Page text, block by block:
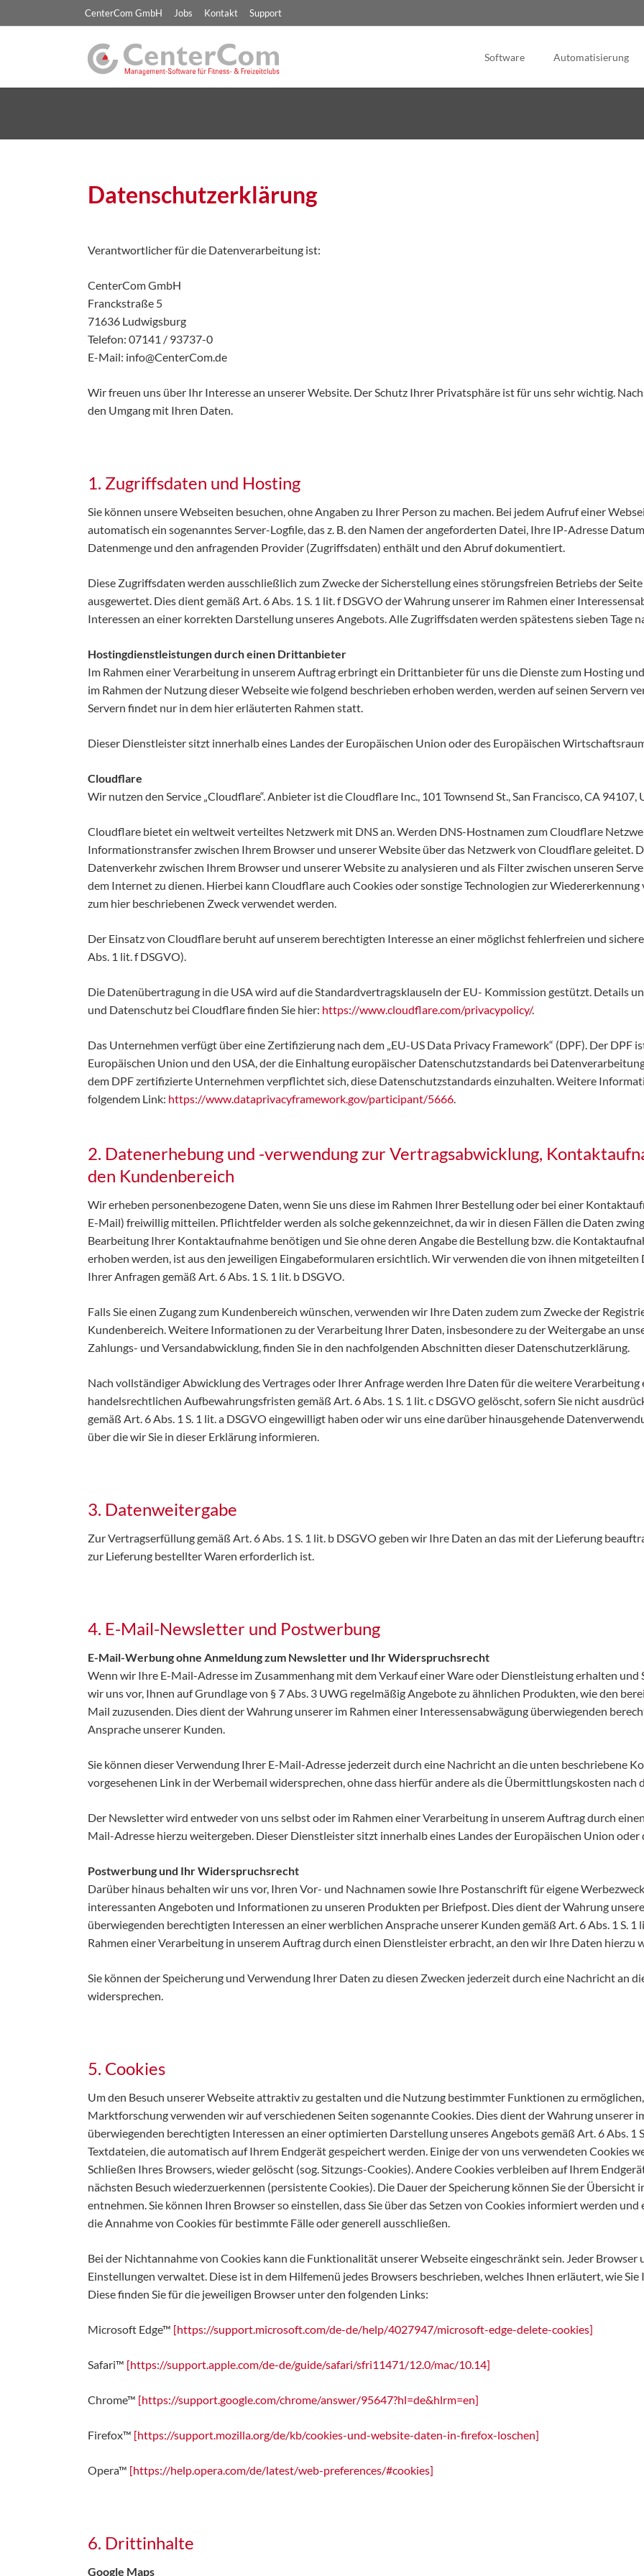
CenterCom GmbH Jobs Kontakt Support
Software
Frontdesk & Tresen
Kurse
Automatisierung
Datenschutzerklärung
Verantwortlicher für die Datenverarbeitung ist:
CenterCom GmbH
Franckstraße 5
71636 Ludwigsburg
Telefon: 07141 / 93737-0
E-Mail: info@CenterCom.de
Wir freuen uns über Ihr Interesse an unserer Website. Der Schutz Ihrer Privatsphäre ist für uns sehr wichtig.
den Umgang mit Ihren Daten.
1. Zugriffsdaten und Hosting
Sie können unsere Webseiten besuchen, ohne Angaben zu Ihrer Person zu machen. Bei jedem Aufruf einer
automatisch ein sogenanntes Server-Logfile, das z. B. den Namen der angeforderten Datei, Ihre IP-Adresse
Datenmenge und den anfragenden Provider (Zugriffsdaten) enthält und den Abruf dokumentiert.
Diese Zugriffsdaten werden ausschließlich zum Zwecke der Sicherstellung eines störungsfreien Betriebs der
ausgewertet. Dies dient gemäß Art. 6 Abs. 1 S. 1 lit. f DSGVO der Wahrung unserer im Rahmen einer
Interessen an einer korrekten Darstellung unseres Angebots. Alle Zugriffsdaten werden spätestens sieben Tage
Hostingdienstleistungen durch einen Drittanbieter
Im Rahmen einer Verarbeitung in unserem Auftrag erbringt ein Drittanbieter für uns die Dienste zum Hosting
im Rahmen der Nutzung dieser Webseite wie folgend beschrieben erhoben werden, werden auf seinen Servern
Servern findet nur in dem hier erläuterten Rahmen statt.
Dieser Dienstleister sitzt innerhalb eines Landes der Europäischen Union oder des Europäischen
Cloudflare
Wir nutzen den Service „Cloudflare“. Anbieter ist die Cloudflare Inc., 101 Townsend St., San Francisco, CA 94107,
Cloudflare bietet ein weltweit verteiltes Netzwerk mit DNS an. Werden DNS-Hostnamen zum Cloudflare
Informationstransfer zwischen Ihrem Browser und unserer Website über das Netzwerk von Cloudflare geleitet.
Datenverkehr zwischen Ihrem Browser und unserer Website zu analysieren und als Filter zwischen unseren
dem Internet zu dienen. Hierbei kann Cloudflare auch Cookies oder sonstige Technologien zur
zum hier beschriebenen Zweck verwendet werden.
Der Einsatz von Cloudflare beruht auf unserem berechtigten Interesse an einer möglichst fehlerfreien und
Abs. 1 lit. f DSGVO).
Die Datenübertragung in die USA wird auf die Standardvertragsklauseln der EU- Kommission gestützt. Details
und Datenschutz bei Cloudflare finden Sie hier: https://www.cloudflare.com/privacypolicy/.
Das Unternehmen verfügt über eine Zertifizierung nach dem „EU-US Data Privacy Framework“ (DPF). Der DPF
Europäischen Union und den USA, der die Einhaltung europäischer Datenschutzstandards bei
dem DPF zertifizierte Unternehmen verpflichtet sich, diese Datenschutzstandards einzuhalten. Weitere
folgendem Link: https://www.dataprivacyframework.gov/participant/5666.
2. Datenerhebung und -verwendung zur Vertragsabwicklung,
den Kundenbereich
Wir erheben personenbezogene Daten, wenn Sie uns diese im Rahmen Ihrer Bestellung oder bei einer
E-Mail) freiwillig mitteilen. Pflichtfelder werden als solche gekennzeichnet, da wir in diesen Fällen die Daten
Bearbeitung Ihrer Kontaktaufnahme benötigen und Sie ohne deren Angabe die Bestellung bzw. die
erhoben werden, ist aus den jeweiligen Eingabeformularen ersichtlich. Wir verwenden die von ihnen
Ihrer Anfragen gemäß Art. 6 Abs. 1 S. 1 lit. b DSGVO.
Falls Sie einen Zugang zum Kundenbereich wünschen, verwenden wir Ihre Daten zudem zum Zwecke der
Kundenbereich. Weitere Informationen zu der Verarbeitung Ihrer Daten, insbesondere zu der Weitergabe an
Zahlungs- und Versandabwicklung, finden Sie in den nachfolgenden Abschnitten dieser Datenschutzerklärung.
Nach vollständiger Abwicklung des Vertrages oder Ihrer Anfrage werden Ihre Daten für die weitere
handelsrechtlichen Aufbewahrungsfristen gemäß Art. 6 Abs. 1 S. 1 lit. c DSGVO gelöscht, sofern Sie nicht
gemäß Art. 6 Abs. 1 S. 1 lit. a DSGVO eingewilligt haben oder wir uns eine darüber hinausgehende
über die wir Sie in dieser Erklärung informieren.
3. Datenweitergabe
Zur Vertragserfüllung gemäß Art. 6 Abs. 1 S. 1 lit. b DSGVO geben wir Ihre Daten an das mit der Lieferung
zur Lieferung bestellter Waren erforderlich ist.
4. E-Mail-Newsletter und Postwerbung
E-Mail-Werbung ohne Anmeldung zum Newsletter und Ihr Widerspruchsrecht
Wenn wir Ihre E-Mail-Adresse im Zusammenhang mit dem Verkauf einer Ware oder Dienstleistung erhalten und
wir uns vor, Ihnen auf Grundlage von § 7 Abs. 3 UWG regelmäßig Angebote zu ähnlichen Produkten, wie den
Mail zuzusenden. Dies dient der Wahrung unserer im Rahmen einer Interessensabwägung überwiegenden
Ansprache unserer Kunden.
Sie können dieser Verwendung Ihrer E-Mail-Adresse jederzeit durch eine Nachricht an die unten beschriebene
vorgesehenen Link in der Werbemail widersprechen, ohne dass hierfür andere als die Übermittlungskosten nach
Der Newsletter wird entweder von uns selbst oder im Rahmen einer Verarbeitung in unserem Auftrag durch
Mail-Adresse hierzu weitergeben. Dieser Dienstleister sitzt innerhalb eines Landes der Europäischen Union
Postwerbung und Ihr Widerspruchsrecht
Darüber hinaus behalten wir uns vor, Ihren Vor- und Nachnamen sowie Ihre Postanschrift für eigene
interessanten Angeboten und Informationen zu unseren Produkten per Briefpost. Dies dient der Wahrung
überwiegenden berechtigten Interessen an einer werblichen Ansprache unserer Kunden gemäß Art. 6 Abs. 1 S.
Rahmen einer Verarbeitung in unserem Auftrag durch einen Dienstleister erbracht, an den wir Ihre Daten hierzu
Sie können der Speicherung und Verwendung Ihrer Daten zu diesen Zwecken jederzeit durch eine Nachricht an
widersprechen.
5. Cookies
Um den Besuch unserer Webseite attraktiv zu gestalten und die Nutzung bestimmter Funktionen zu
Marktforschung verwenden wir auf verschiedenen Seiten sogenannte Cookies. Dies dient der Wahrung unserer
überwiegenden berechtigten Interessen an einer optimierten Darstellung unseres Angebots gemäß Art. 6 Abs. 1
Textdateien, die automatisch auf Ihrem Endgerät gespeichert werden. Einige der von uns verwendeten Cookies
Schließen Ihres Browsers, wieder gelöscht (sog. Sitzungs-Cookies). Andere Cookies verbleiben auf Ihrem
nächsten Besuch wiederzuerkennen (persistente Cookies). Die Dauer der Speicherung können Sie der
entnehmen. Sie können Ihren Browser so einstellen, dass Sie über das Setzen von Cookies informiert werden
die Annahme von Cookies für bestimmte Fälle oder generell ausschließen.
Bei der Nichtannahme von Cookies kann die Funktionalität unserer Webseite eingeschränkt sein. Jeder
Einstellungen verwaltet. Diese ist in dem Hilfemenü jedes Browsers beschrieben, welches Ihnen erläutert, wie
Diese finden Sie für die jeweiligen Browser unter den folgenden Links:
Microsoft Edge™ [https://support.microsoft.com/de-de/help/4027947/microsoft-edge-delete-cookies]
Safari™ [https://support.apple.com/de-de/guide/safari/sfri11471/12.0/mac/10.14]
Chrome™ [https://support.google.com/chrome/answer/95647?hl=de&hlrm=en]
Firefox™ [https://support.mozilla.org/de/kb/cookies-und-website-daten-in-firefox-loschen]
Opera™ [https://help.opera.com/de/latest/web-preferences/#cookies]
6. Drittinhalte
Google Maps